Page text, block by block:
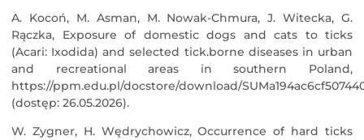
A. Kocoń, M. Asman, M. Nowak-Chmura, J. Witecka, G.
Rączka, Exposure of domestic dogs and cats to ticks
(Acari: Ixodida) and selected tick.borne diseases in urban
and recreational areas in southern Poland,
https://ppm.edu.pl/docstore/download/
(dostęp: 26.05.2026).
W. Zygner, H. Wędrychowicz, Occurrence of hard ticks